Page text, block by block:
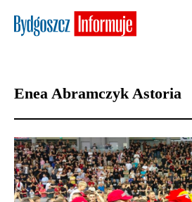
Enea Abramczyk Astoria